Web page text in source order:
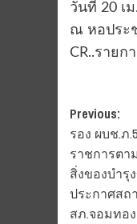
วันที่ 20 เ
ณ หอประ
CR..ราย
Post
Previous:
รอง ผบช.ภ
ราชการตา
สิ่งของบำรุ
ประกาศส
สภ.จอมทอ